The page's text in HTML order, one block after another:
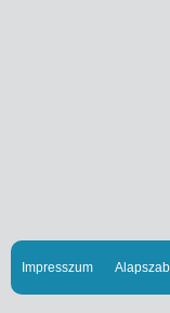
Impresszum